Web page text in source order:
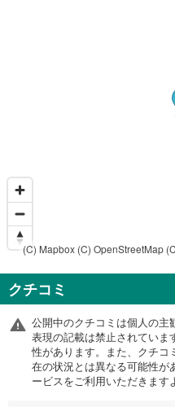
(C) Mapbox (C) OpenStreetMap
クチコミ
公開中のクチコミは個人の主
表現の記載は禁止されてい
性があります。また、クチ
在の状況とは異なる可能性が
ービスをご利用いただきます